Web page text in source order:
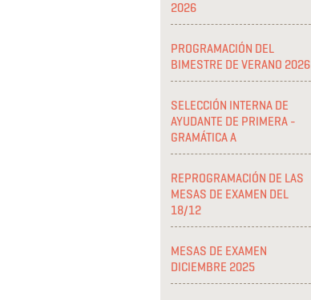
2026
PROGRAMACIÓN DEL
BIMESTRE DE VERANO 2026
SELECCIÓN INTERNA DE
AYUDANTE DE PRIMERA -
GRAMÁTICA A
REPROGRAMACIÓN DE LAS
MESAS DE EXAMEN DEL
18/12
MESAS DE EXAMEN
DICIEMBRE 2025